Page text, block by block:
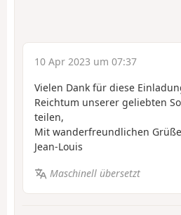
10 Apr 2023 um 07:37
Vielen Dank für diese
Reichtum unserer geliebten
teilen,
Mit wanderfreundlichen
Jean-Louis
Maschinell übersetzt